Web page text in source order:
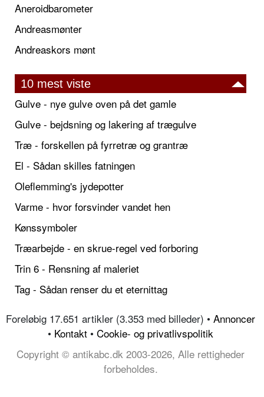
Aneroidbarometer
Andreasmønter
Andreaskors mønt
10 mest viste
Gulve - nye gulve oven på det gamle
Gulve - bejdsning og lakering af trægulve
Træ - forskellen på fyrretræ og grantræ
El - Sådan skilles fatningen
Oleflemming's jydepotter
Varme - hvor forsvinder vandet hen
Kønssymboler
Træarbejde - en skrue-regel ved forboring
Trin 6 - Rensning af maleriet
Tag - Sådan renser du et eternittag
Foreløbig 17.651 artikler (3.353 med billeder) • Annoncer
• Kontakt • Cookie- og privatlivspolitik
Copyright © antikabc.dk 2003-2026, Alle rettigheder
forbeholdes.